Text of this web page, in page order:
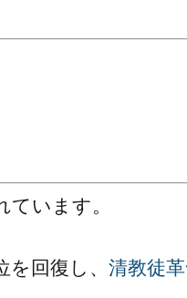
ています。
を回復し、 清教徒